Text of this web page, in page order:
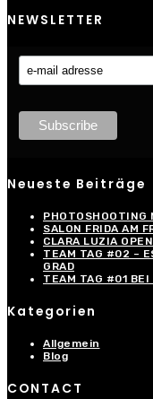
NEWSLETTER
Neueste Beiträge
PHOTOSHOOTING
SALON FRIDA AM
CLARA LUZIA
TEAM TAG #02 –
GRAD
TEAM TAG #01 BEI
Kategorien
Allgemein
Blog
CONTACT